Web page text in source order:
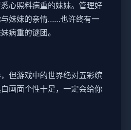
心照料病重的妹妹。管理好
妹妹的亲情……也许终有一
病重的谜团。
但游戏中的世界绝对五彩缤
画面个性十足，一定会给你